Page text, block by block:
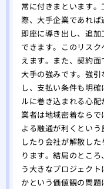
常に付きまといます
際、大手企業であれ
即座に導き出し、追
できます。このリス
えます。また、契約
大手の強みです。強
し、支払い条件も明
ルに巻き込まれる心
業者は地域密着なら
よる融通が利くとい
したり会社が解散し
ります。結局のとこ
う大きなプロジェク
かという価値観の問